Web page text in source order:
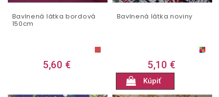
Bavlnená látka bordová
150cm
5,60 €
Bavlnená látka noviny
5,10 €
Kúpiť